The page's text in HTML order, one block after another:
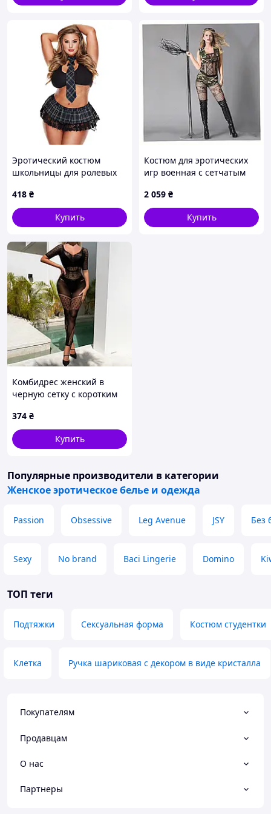
Эротический костюм
школьницы для ролевых
418 ₴
Купить
Костюм для эротических
игр военная с сетчатым
2 059 ₴
Купить
Комбидрес женский в
черную сетку с коротким
Бодистокинг эластичный
бесшовный фон с
геометрическим узором.
374 ₴
Купить
Популярные производители в категории
Женское эротическое белье и одежда
Passion Obsessive Leg Avenue JSY Без
Sexy No brand Baci Lingerie Domino
ТОП теги
Подтяжки Сексуальная форма Костюм студентки
Клетка Ручка шариковая с декором в виде кристалла
Покупателям
Продавцам
О нас
Партнеры